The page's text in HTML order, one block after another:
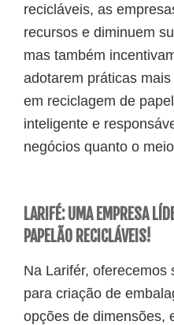
recicláveis, as
recursos e diminuem
mas também
adotarem práticas
em reciclagem de
inteligente e
negócios quanto o
LARIFÉ: UMA EMPRESA
PAPELÃO RECICLÁVEIS!
Na Larifér, oferecemos
para criação de
opções de dimensões,